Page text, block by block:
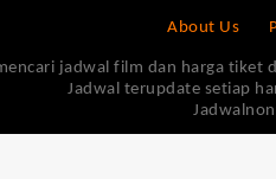
About Us
jadwal film dan harga tiket
Jadwal terupdate setiap